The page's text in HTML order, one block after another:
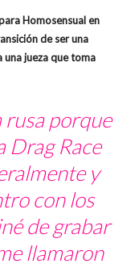
Homosensual en
de ser una
una jueza que toma
rusa porque
Drag Race
y
con los
de grabar
llamaron